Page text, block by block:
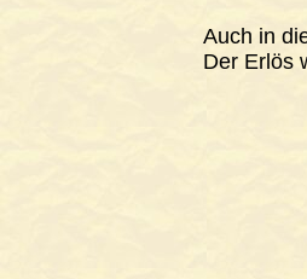
Auch in
Der Erlös